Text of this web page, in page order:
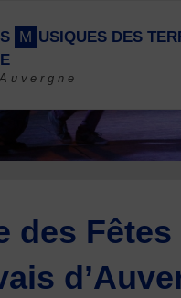
S M USIQUES DES TER
E
des Fêtes